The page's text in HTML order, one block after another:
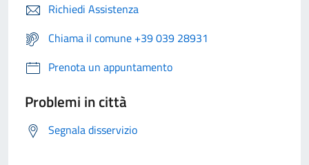
Richiedi Assistenza
Chiama il comune +39 039 28931
Prenota un appuntamento
Problemi in città
Segnala disservizio